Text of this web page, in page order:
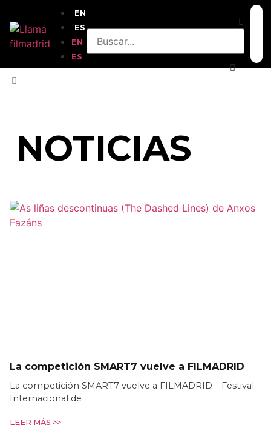
EN
ES
EN
ES
NOTICIAS
La competición SMART7 vuelve a FILMADRID
La competición SMART7 vuelve a FILMADRID – Festival
Internacional de
LEER MÁS >>